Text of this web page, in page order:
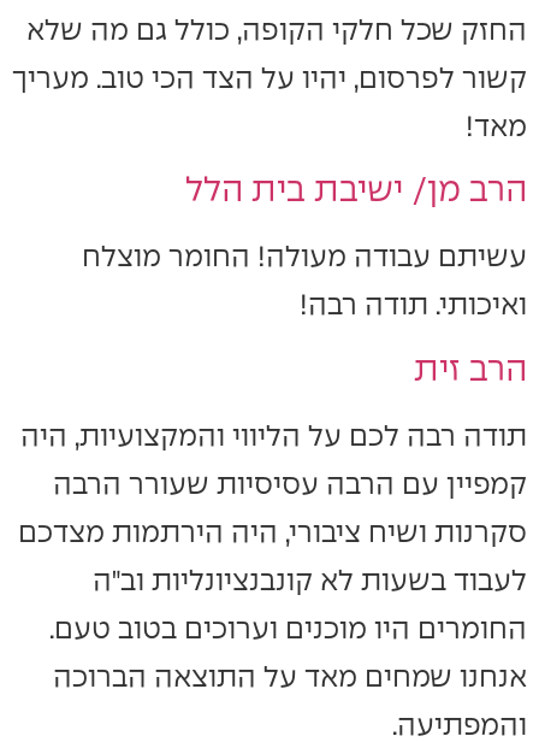
החזק שכל חלקי הקופה, כולל גם מה שלא
קשור לפרסום, יהיו על הצד הכי טוב. מעריך
מאד!
הרב מן/ ישיבת בית הלל
עשיתם עבודה מעולה! החומר מוצלח
ואיכותי. תודה רבה!
הרב זית
תודה רבה לכם על הליווי והמקצועיות, היה
קמפיין עם הרבה עסיסיות שעורר הרבה
סקרנות ושיח ציבורי, היה הירתמות מצדכם
לעבוד בשעות לא קונבנציונליות וב"ה
החומרים היו מוכנים וערוכים בטוב טעם.
אנחנו שמחים מאד על התוצאה הברוכה
והמפתיעה.